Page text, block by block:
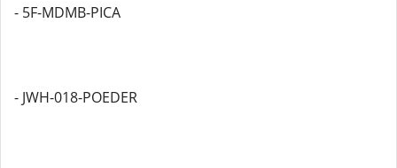
- 5F-MDMB-PICA
- JWH-018-POEDER